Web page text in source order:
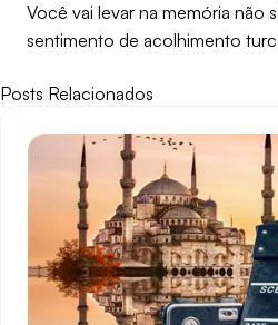
Você vai levar na memória não
sentimento de acolhimento
Posts Relacionados